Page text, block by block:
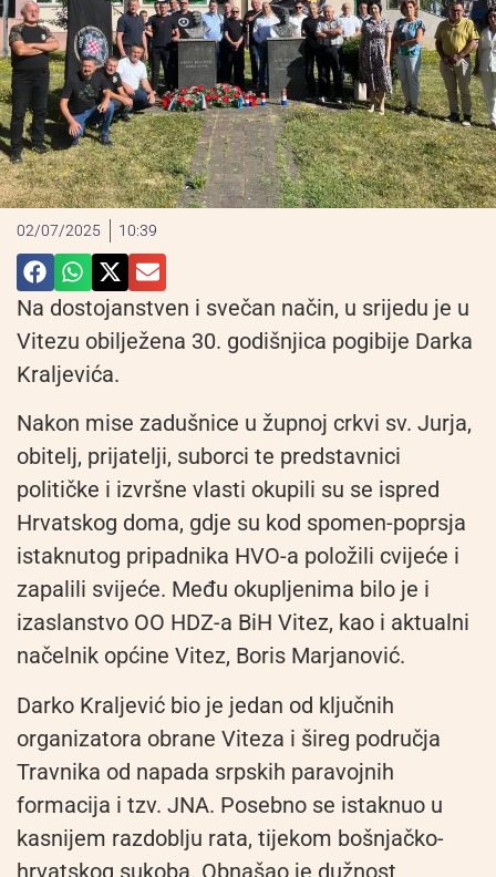
02/07/2025 10:39
Na dostojanstven i svečan način, u srijedu je u
Vitezu obilježena 30. godišnjica pogibije Darka
Kraljevića.
Nakon mise zadušnice u župnoj crkvi sv. Jurja,
obitelj, prijatelji, suborci te predstavnici
političke i izvršne vlasti okupili su se ispred
Hrvatskog doma, gdje su kod spomen-poprsja
istaknutog pripadnika HVO-a položili cvijeće i
zapalili svijeće. Među okupljenima bilo je i
izaslanstvo OO HDZ-a BiH Vitez, kao i aktualni
načelnik općine Vitez, Boris Marjanović.
Darko Kraljević bio je jedan od ključnih
organizatora obrane Viteza i šireg područja
Travnika od napada srpskih paravojnih
formacija i tzv. JNA. Posebno se istaknuo u
kasnijem razdoblju rata, tijekom bošnjačko-
hrvatskog sukoba. Obnašao je dužnost